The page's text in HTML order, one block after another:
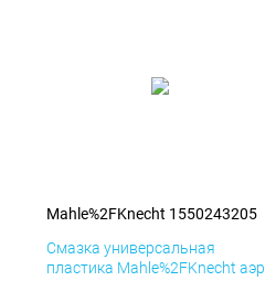
Mahle%2FKnecht 1550243205
Смазка универсальная
пластика Mahle%2FKnecht аэр